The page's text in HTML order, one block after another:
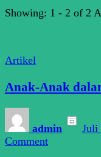
Showing: 1 - 2 of 2
Artikel
Anak-Anak
admin Juli
Commenton